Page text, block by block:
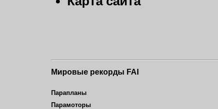
Мировые рекорды FAI
Парапланы
Парамоторы